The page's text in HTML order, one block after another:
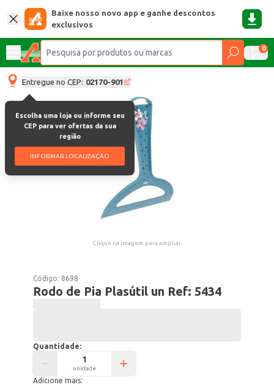
Baixe nosso novo app e ganhe descontos
exclusivos
0
Entregue no CEP: 02170-901
Escolha uma loja ou informe seu
CEP para ver ofertas da sua
região
INFORMAR LOCALIZAÇÃO
Clique na imagem para ampliar.
Código: 8698
Rodo de Pia Plasútil un Ref: 5434
Quantidade:
unidade
Adicione mais: